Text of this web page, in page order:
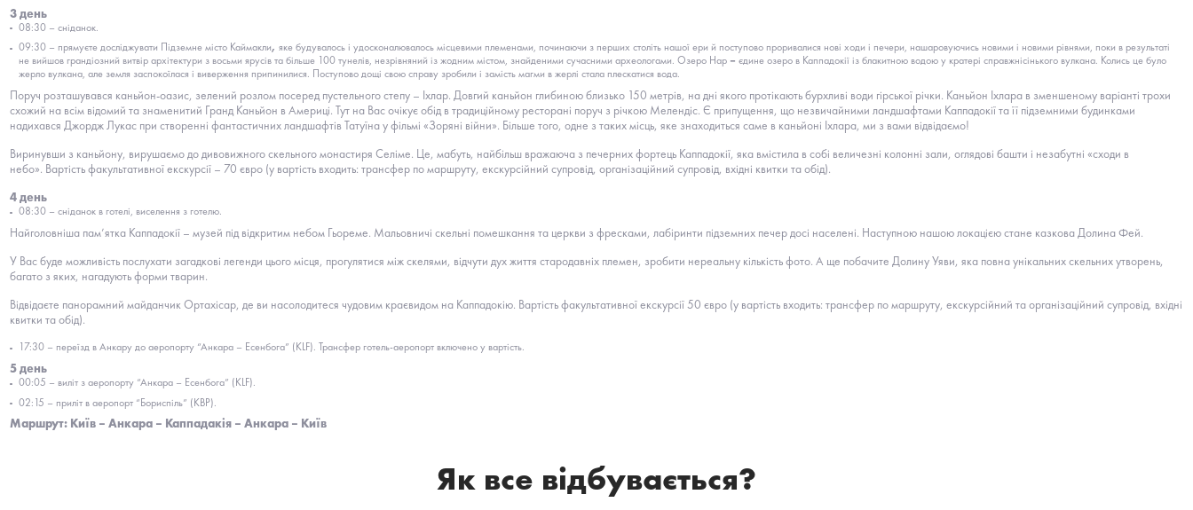
3 день
08:30 – сніданок.
09:30 – прямуєте досліджувати Підземне місто Каймакли,яке будувалось і удосконалювалось місцевими племенами, починаючи з перших століть нашої ери й поступово проривалися нові ходи і печери, нашаровуючись новими і новими рівнями, поки в результаті
не вийшов грандіозний витвір архітектури з восьми ярусів та більше 100 тунелів, незрівняний із жодним містом, знайденими сучасними археологами. Озеро Нар –єдине озеро в Каппадокії із блакитною водою у кратері справжнісінького вулкана. Колись це було
жерло вулкана, але земля заспокоїлася і виверження припинилися. Поступово дощі свою справу зробили і замість магми в жерлі стала плескатися вода.
Поруч розташувався каньйон-оазис, зелений розлом посеред пустельного степу – Іхлар. Довгий каньйон глибиною близько 150 метрів, на дні якого протікають бурхливі води гірської річки. Каньйон Іхлара в зменшеному варіанті трохи
схожий на всім відомий та знаменитий Гранд Каньйон в Америці. Тут на Вас очікує обід в традиційному ресторані поруч з річкою Мелендіс. Є припущення, що незвичайними ландшафтами Каппадокії та її підземними будинками
надихався Джордж Лукас при створенні фантастичних ландшафтів Татуїна у фільмі «Зоряні війни». Більше того, одне з таких місць, яке знаходиться саме в каньйоні Іхлара, ми з вами відвідаємо!
Виринувши з каньйону, вирушаємо до дивовижного скельного монастиря Селіме. Це, мабуть, найбільш вражаюча з печерних фортець Каппадокії, яка вмістила в собі величезні колонні зали, оглядові башти і незабутні «сходи в
небо». Вартість факультативної екскурсії – 70 євро (у вартість входить: трансфер по маршруту, екскурсійний супровід, організаційний супровід, вхідні квитки та обід).
4 день
08:30 – сніданок в готелі, виселення з готелю.
Найголовніша пам’ятка Каппадокії – музей під відкритим небом Гьореме. Мальовничі скельні помешкання та церкви з фресками, лабіринти підземних печер досі населені. Наступною нашою локацією стане казкова Долина Фей.
У Вас буде можливість послухати загадкові легенди цього місця, прогулятися між скелями, відчути дух життя стародавніх племен, зробити нереальну кількість фото. А ще побачите Долину Уяви, яка повна унікальних скельних утворень,
багато з яких, нагадують форми тварин.
Відвідаєте панорамний майданчик Ортахісар, де ви насолодитеся чудовим краєвидом на Каппадокію. Вартість факультативної екскурсії 50 євро (у вартість входить: трансфер по маршруту, екскурсійний та організаційний супровід, вхідні
квитки та обід).
17:30 – переїзд в Анкару до аеропорту “Анкара – Есенбога” (KLF). Трансфер готель-аеропорт включено у вартість.
5 день
00:05 – виліт з аеропорту “Анкара – Есенбога” (KLF).
02:15 – приліт в аеропорт “Бориспіль” (KBP).
Маршрут: Київ – Анкара – Каппадакія – Анкара – Київ
Як все відбувається?